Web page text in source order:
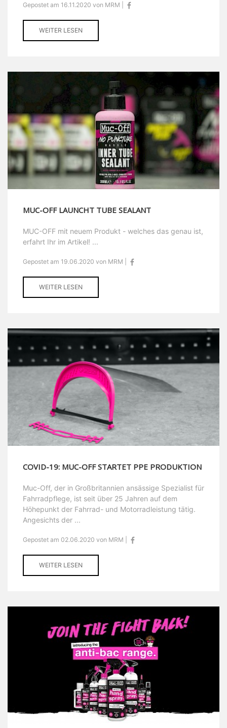
Gepostet am 16.11.2020 von MRM |
WEITER LESEN
MUC-OFF LAUNCHT TUBE SEALANT
MUC-OFF mit neuem Produkt - welches das genau ist,
erfahrt Ihr im Artikel! ...
Gepostet am 19.06.2020 von MRM |
WEITER LESEN
COVID-19: MUC-OFF STARTET PPE PRODUKTION
Muc-Off, der in Großbritannien ansässige Spezialist für
Fahrradpflege, ist seit über 25 Jahren auf dem
Höhepunkt der Fahrrad- und Motorradleistung tätig.
Angesichts der ...
Gepostet am 02.06.2020 von MRM |
WEITER LESEN